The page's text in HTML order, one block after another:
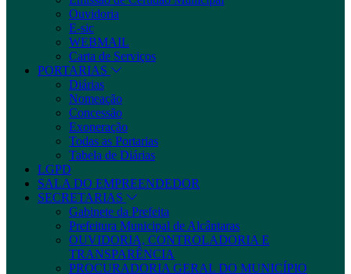
Ouvidoria
E-sic
WEBMAIL
Carta de Serviços
PORTARIAS
Diárias
Nomeação
Concessão
Exoneração
Todas as Portarias
Tabela de Diárias
LGPD
SALA DO EMPREENDEDOR
SECRETARIAS
Gabinete da Prefeita
Prefeitura Municipal de Alcântaras
OUVIDORIA, CONTROLADORIA E
TRANSPARÊNCIA
PROCURADORIA GERAL DO MUNICÍPIO